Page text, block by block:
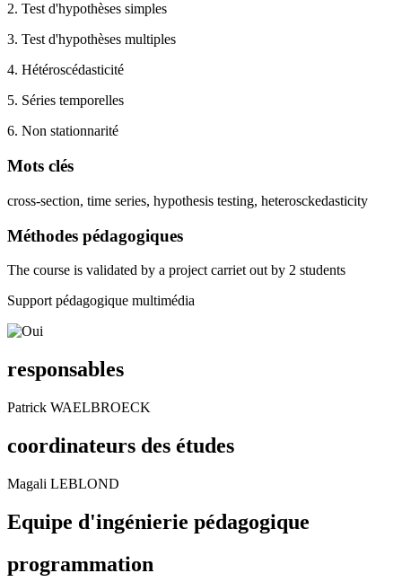
2. Test d'hypothèses simples
3. Test d'hypothèses multiples
4. Hétéroscédasticité
5. Séries temporelles
6. Non stationnarité
Mots clés
cross-section, time series, hypothesis testing, heterosckedasticity
Méthodes pédagogiques
The course is validated by a project carriet out by 2 students
Support pédagogique multimédia
responsables
Patrick WAELBROECK
coordinateurs des études
Magali LEBLOND
Equipe d'ingénierie pédagogique
programmation